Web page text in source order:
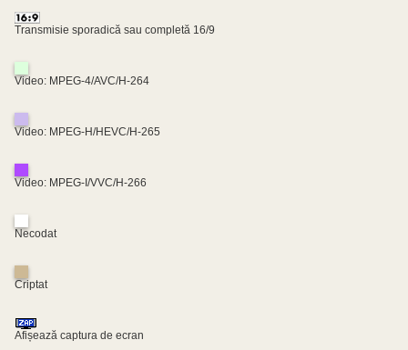
Transmisie sporadică sau completă 16/9
Video: MPEG-4/AVC/H-264
Video: MPEG-H/HEVC/H-265
Video: MPEG-I/VVC/H-266
Necodat
Criptat
Afișează captura de ecran